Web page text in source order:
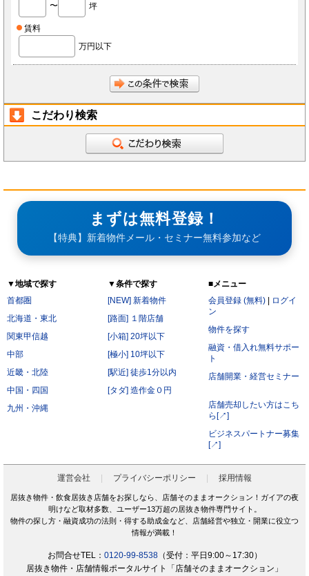
〜
坪
賃料
万円以下
こだわり検索
まずは無料登録！
【特典】新着物件メール・セミナー無料参加など
▼地域で探す
首都圏
北海道・東北
関東甲信越
中部
近畿・北陸
中国・四国
九州・沖縄
▼条件で探す
[NEW] 新着物件
[路面] １階店舗
[小箱] 20坪以下
[極小] 10坪以下
[駅近] 徒歩1分以内
[タダ] 造作金０円
■メニュー
会員登録 (無料)
ログイ
ン
物件を探す
融資・借入れ無料サポー
ト
店舗開業・経営セミナー
店舗売却したい方はこち
ら[↗]
ビジネスパートナー募集
[↗]
運営会社 プライバシーポリシー 採用情報
居抜き物件・飲食居抜き店舗をお探しなら、店舗そのままオークション！ガイアの夜
明けなど取材多数、ユーザー13万超の居抜き物件専門サイト。
物件の探し方・融資成功の法則・得する助成金など、店舗経営や独立・開業に役立つ
情報が満載！
お問合せTEL： 0120-99-8538（受付：平日9:00～17:30）
居抜き物件・店舗情報ポータルサイト「店舗そのままオークション」